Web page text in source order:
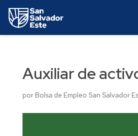
Auxiliar de
por Bolsa de Empleo San Salvador